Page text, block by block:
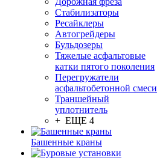
Стабилизаторы
Ресайклеры
Автогрейдеры
Бульдозеры
Тяжелые асфальтовые
катки пятого поколения
Перегружатели
асфальтобетонной смеси
Траншейный
уплотнитель
+ ЕЩЕ 4
Башенные краны